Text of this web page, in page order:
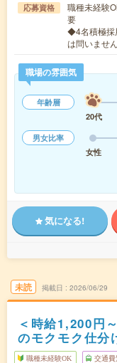
応募資格
職種未経験
要
◆4名積極採
は問いませ
職場の雰囲気
年齢層
20代
男女比率
女性
気になる!
未読 掲載日 2026/06/29
＜時給1,200円
のモクモク仕分
職種未経験OK 交通費